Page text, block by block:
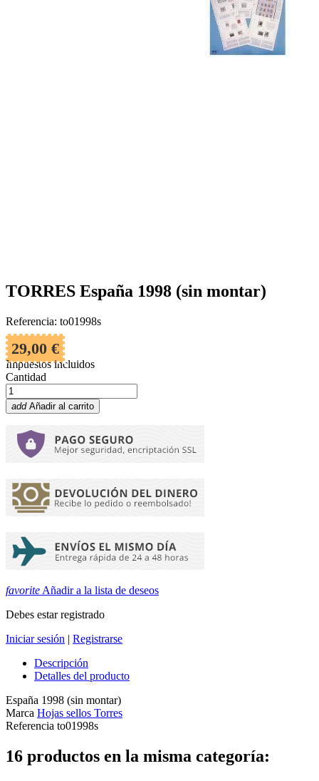
TORRES España 1998 (sin montar)
Referencia: to01998s
29,00 €
Impuestos incluidos
Cantidad
add Añadir al carrito
favorite Añadir a la lista de deseos
Debes estar registrado
Iniciar sesión | Registrarse
Descripción
Detalles del producto
España 1998 (sin montar)
Marca Hojas sellos Torres
Referencia to01998s
16 productos en la misma categoría: